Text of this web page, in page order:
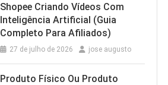
Shopee Criando Vídeos Com
Inteligência Artificial (Guia
Completo Para Afiliados)
27 de julho de 2026 jose augusto
Produto Físico Ou Produto